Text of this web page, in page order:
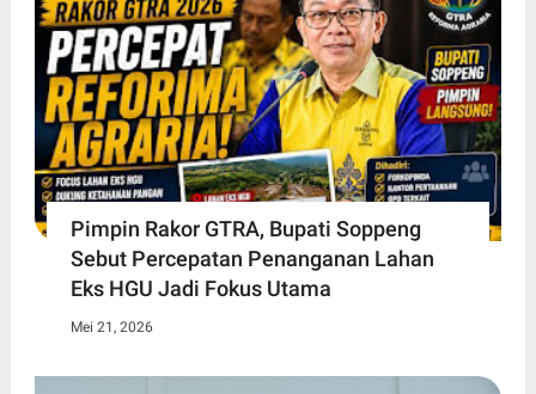
Pimpin Rakor GTRA, Bupati Soppeng
Sebut Percepatan Penanganan Lahan
Eks HGU Jadi Fokus Utama
Mei 21, 2026